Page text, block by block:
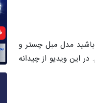
باشید مدل مبل چستر و
برای خرید ارائه دهیم. در این ویدیو از چیدانه